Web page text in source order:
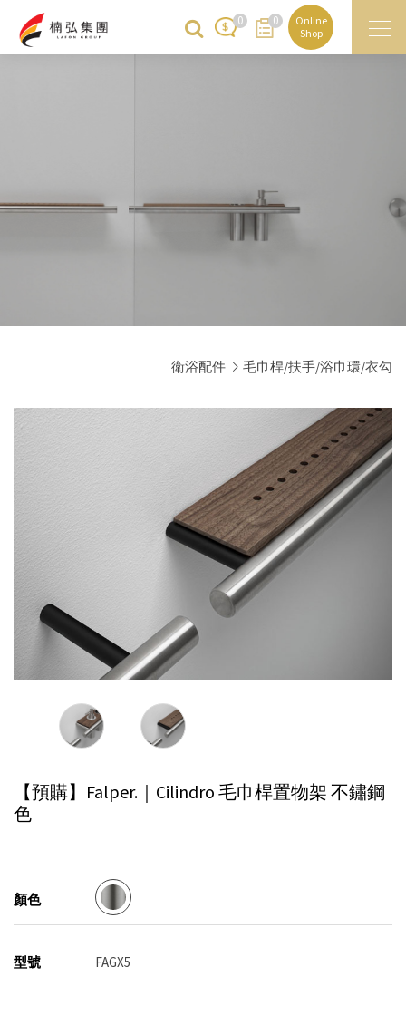
0 0
Online
Shop
衛浴配件 毛巾桿/扶手/浴巾環/衣勾
【預購】Falper.｜Cilindro 毛巾桿置物架 不鏽鋼
色
顏色
型號 FAGX5